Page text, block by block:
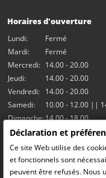
Horaires d'ouverture
Lundi:
Fermé
Mardi:
Fermé
Mercredi: 14.00 - 20.00
Jeudi:
14.00 - 20.00
Vendredi: 14.00 - 20.00
Samedi:
10.00 - 12.00 ||
Dimanche:14.00 - 18.00
Nos activités
Salle Hangar7
Déclaration et
Ce site Web utilise des
et fonctionnels sont
peuvent être refusés. Nous